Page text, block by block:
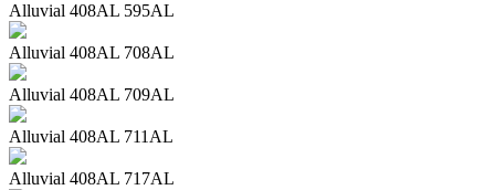
Alluvial 408AL 595AL
Alluvial 408AL 708AL
Alluvial 408AL 709AL
Alluvial 408AL 711AL
Alluvial 408AL 717AL